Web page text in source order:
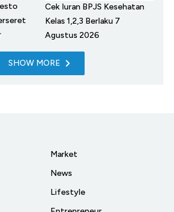
Cek Iuran BPJS Kesehatan
Kelas 1,2,3 Berlaku 7
Agustus 2026
SHOW MORE
Market
News
Lifestyle